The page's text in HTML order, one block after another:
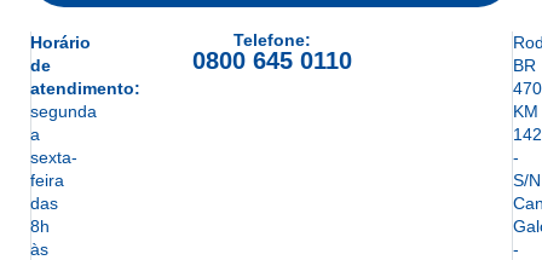
Horário
de
atendimento:
segunda
a
sexta-
feira
das
8h
às
Telefone:
0800 645 0110
BR
KM
142
-
S/
-